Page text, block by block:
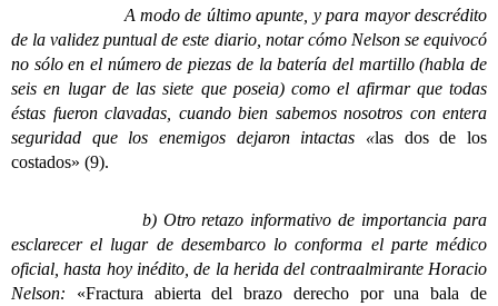
A modo de último apunte, y para mayor descrédito
de la validez puntual de este diario, notar cómo Nelson se equivocó
no sólo en el número de piezas de la batería del martillo (habla de
seis en lugar de las siete que poseia) como el afirmar que todas
éstas fueron clavadas, cuando bien sabemos nosotros con entera
seguridad que los enemigos dejaron intactas «las dos de los
costados» (9).
b) Otro retazo informativo de importancia para
esclarecer el lugar de desembarco lo conforma el parte médico
oficial, hasta hoy inédito, de la herida del contraalmirante Horacio
Nelson: «Fractura abierta del brazo derecho por una bala de